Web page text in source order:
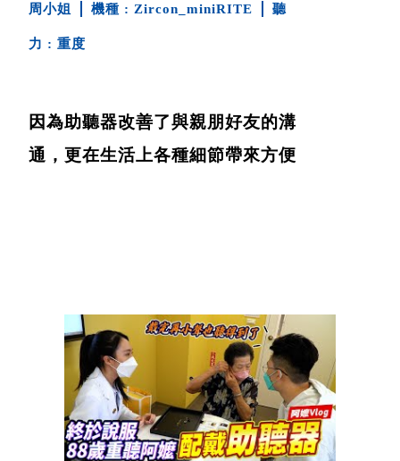
周小姐 Zircon_miniRITE
重度
因為助聽器改善了與親朋好友的溝
通，更在生活上各種細節帶來方便